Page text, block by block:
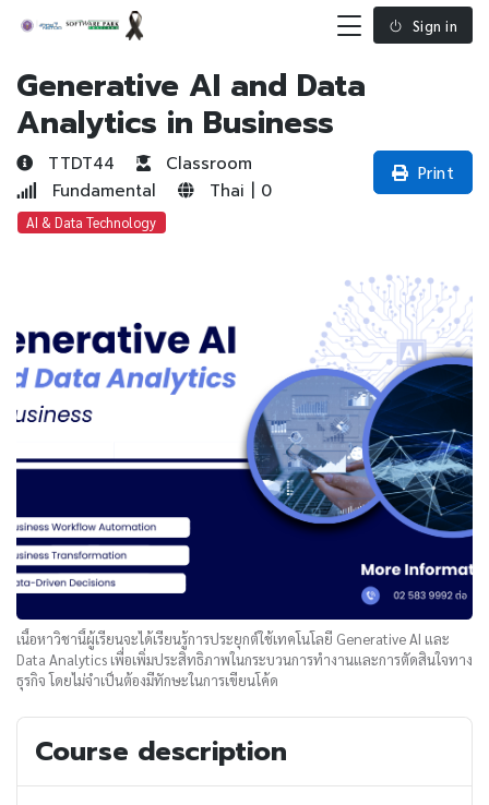
Sign in
Generative AI and Data
Analytics in Business
TTDT44
Classroom
Fundamental
Thai | 0
AI & Data Technology
Print
เนื้อหาวิชานี้ผู้เรียนจะได้เรียนรู้การประยุกต์ใช้เทคโนโลยี Generative AI และ
Data Analytics เพื่อเพิ่มประสิทธิภาพในกระบวนการทำงานและการตัดสินใจทาง
ธุรกิจ โดยไม่จำเป็นต้องมีทักษะในการเขียนโค้ด
Course description